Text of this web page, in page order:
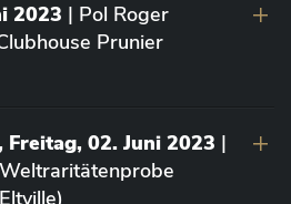
2023 | Pol Roger
Prunier
02. Juni 2023 |